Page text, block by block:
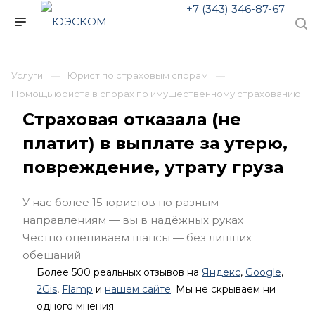
+7 (343) 346-87-67
Услуги
Юрист по страховым спорам
Помощь юриста в спорах по имущественному страхованию
Страховая отказала (не
платит) в выплате за утерю,
повреждение, утрату груза
У нас более 15 юристов по разным
направлениям — вы в надёжных руках
Честно оцениваем шансы — без лишних
обещаний
Более 500 реальных отзывов на Яндекс, Google,
2Gis, Flamp и нашем сайте. Мы не скрываем ни
одного мнения